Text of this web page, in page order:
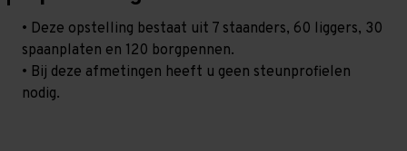
• Deze opstelling bestaat uit 7 staanders, 60 liggers, 30
spaanplaten en 120 borgpennen.
• Bij deze afmetingen heeft u geen steunprofielen
nodig.